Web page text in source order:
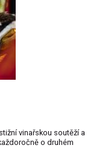
vinařskou soutěží a
o druhém